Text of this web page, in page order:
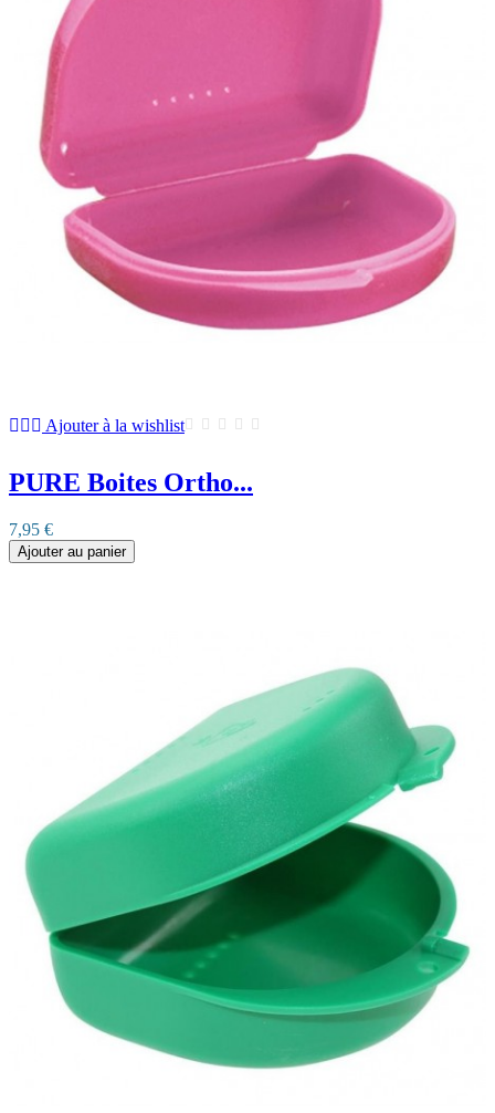
Ajouter à la wishlist
PURE Boites Ortho...
7,95 €
Ajouter au panier